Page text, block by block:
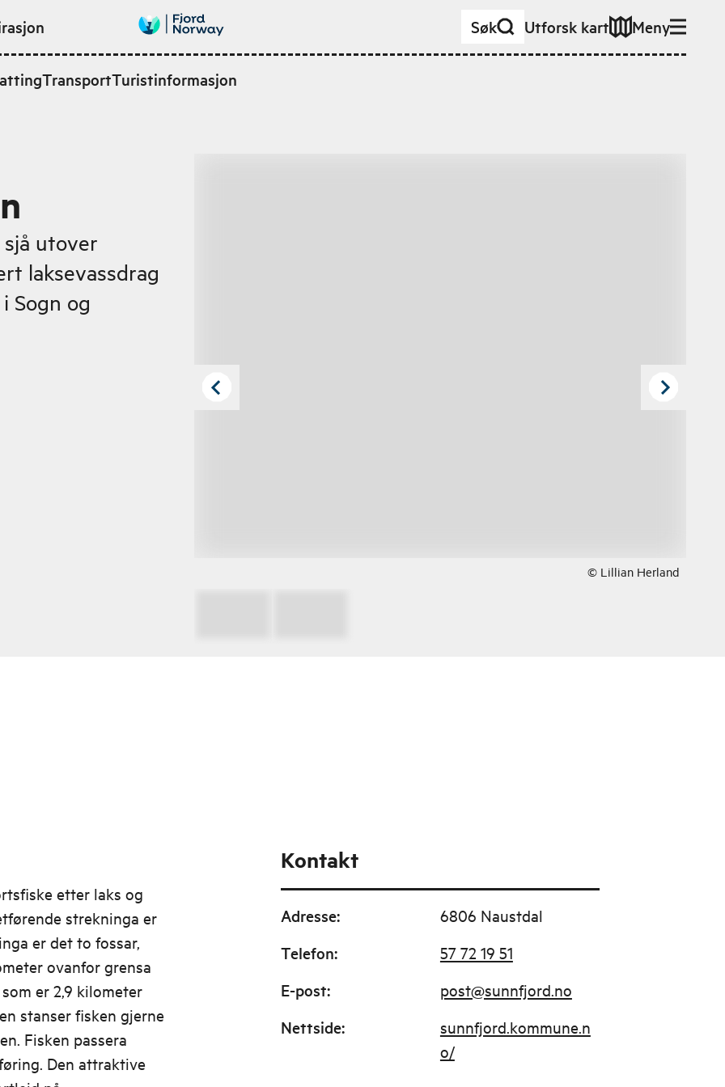
TransportTuristinformasjon
Søk Utforsk kart Meny
utover
laksevassdrag
Sogn og
© Lillian Herland
etter laks og
strekninga er
er det to fossar,
ovanfor grensa
er 2,9 kilometer
stanser fisken gjerne
Fisken passera
Den attraktive
Kontakt
Adresse: 6806 Naustdal
Telefon: 57 72 19 51
E-post: post@sunnfjord.no
Nettside:
sunnfjord.kommune.n
o/